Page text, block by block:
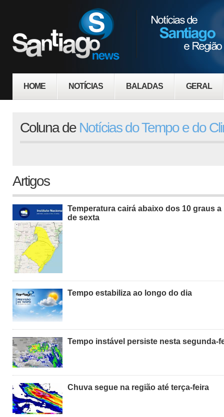
HOME NOTÍCIAS BALADAS GERAL
Coluna de Notícias do Tempo e do
Artigos
Temperatura cairá abaixo dos 10 graus a
de sexta
Tempo estabiliza ao longo do dia
Tempo instável persiste nesta segunda-
Chuva segue na região até terça-feira